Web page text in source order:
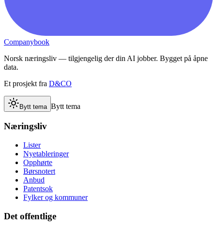
Companybook
Norsk næringsliv — tilgjengelig der din AI jobber. Bygget på åpne
data.
Et prosjekt fra D&CO
Bytt tema Bytt tema
Næringsliv
Lister
Nyetableringer
Opphørte
Børsnotert
Anbud
Patentsok
Fylker og kommuner
Det offentlige